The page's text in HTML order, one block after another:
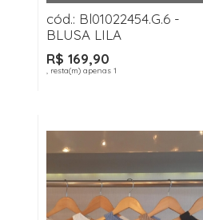
cód.: Bl01022454.G.6 -
BLUSA LILA
R$ 169,90
, resta(m) apenas 1